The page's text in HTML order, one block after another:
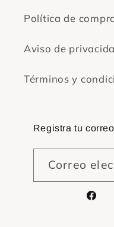
Política de
Aviso de
Términos y
Registra tu
Correo